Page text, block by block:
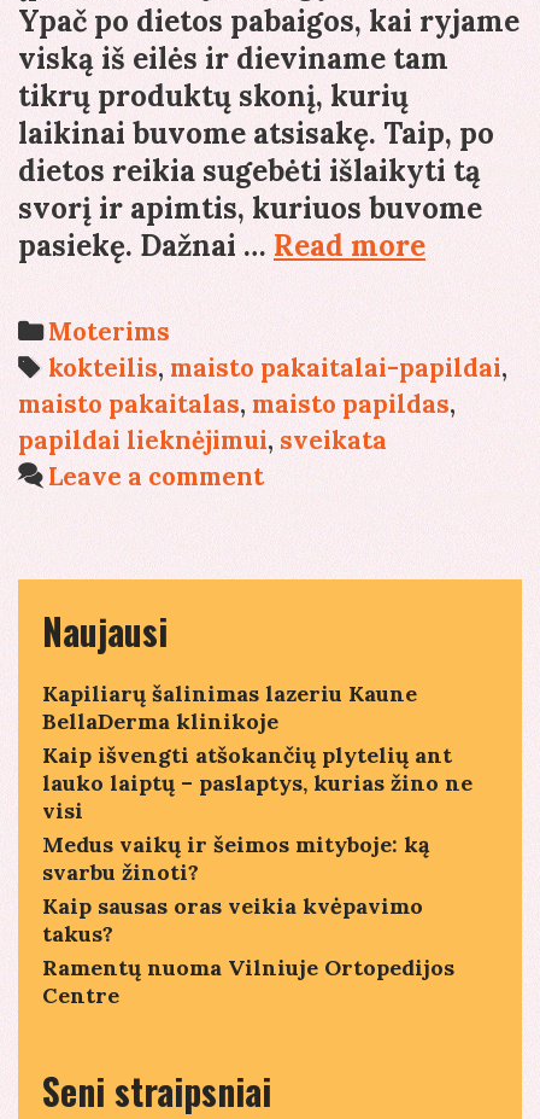
Ypač po dietos pabaigos, kai ryjame
viską iš eilės ir dieviname tam
tikrų produktų skonį, kurių
laikinai buvome atsisakę. Taip, po
dietos reikia sugebėti išlaikyti tą
svorį ir apimtis, kuriuos buvome
pasiekę. Dažnai … Read moreMaisto
papildai
Categories
Moterims
Tags
kokteilis, maisto pakaitalai-papildai,
maisto pakaitalas, maisto papildas,
papildai lieknėjimui, sveikata
Leave a comment
Naujausi
Kapiliarų šalinimas lazeriu Kaune
BellaDerma klinikoje
Kaip išvengti atšokančių plytelių ant
lauko laiptų – paslaptys, kurias žino ne
visi
Medus vaikų ir šeimos mityboje: ką
svarbu žinoti?
Kaip sausas oras veikia kvėpavimo
takus?
Ramentų nuoma Vilniuje Ortopedijos
Centre
Seni straipsniai